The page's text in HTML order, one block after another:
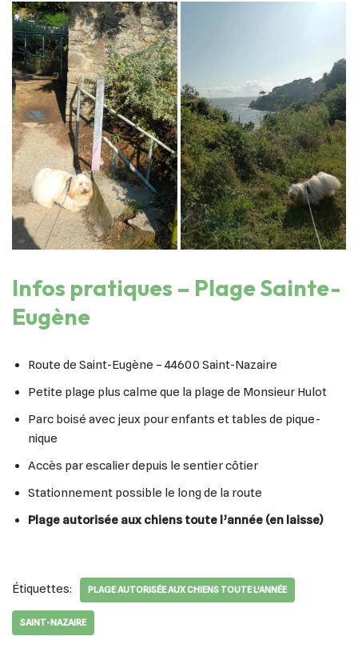
Infos pratiques – Plage Sainte-
Eugène
Route de Saint-Eugène – 44600 Saint-Nazaire
Petite plage plus calme que la plage de Monsieur Hulot
Parc boisé avec jeux pour enfants et tables de pique-
nique
Accès par escalier depuis le sentier côtier
Stationnement possible le long de la route
Plage autorisée aux chiens toute l’année (en laisse)
Étiquettes: PLAGE AUTORISÉE AUX CHIENS TOUTE L'ANNÉE
SAINT-NAZAIRE